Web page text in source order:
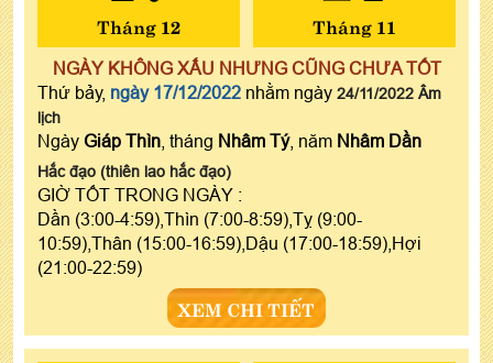
Tháng 12 Tháng 11
NGÀY KHÔNG XẤU NHƯNG CŨNG CHƯA TỐT
Thứ bảy, ngày 17/12/2022 nhằm ngày 24/11/2022 Âm
lịch
Ngày Giáp Thìn , tháng Nhâm Tý, năm Nhâm Dần
Hắc đạo (thiên lao hắc đạo)
GIỜ TỐT TRONG NGÀY :
Dần (3:00-4:59),Thìn (7:00-8:59),Tỵ (9:00-
10:59),Thân (15:00-16:59),Dậu (17:00-18:59),Hợi
(21:00-22:59)
XEM CHI TIẾT